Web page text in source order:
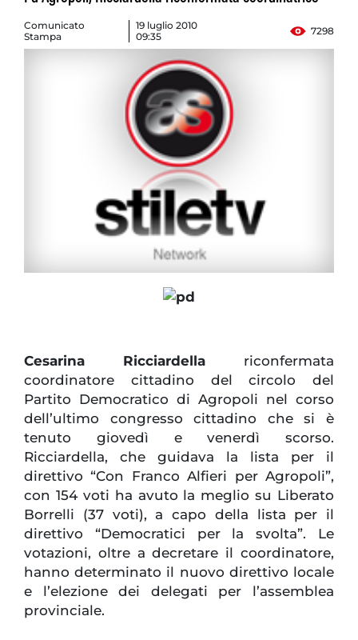
Comunicato
Stampa
19 luglio 2010
09:35
7298
Cesarina Ricciardella riconfermata
coordinatore cittadino del circolo del
Partito Democratico di Agropoli nel corso
dell’ultimo congresso cittadino che si è
tenuto giovedì e venerdì scorso.
Ricciardella, che guidava la lista per il
direttivo “Con Franco Alfieri per Agropoli”,
con 154 voti ha avuto la meglio su Liberato
Borrelli (37 voti), a capo della lista per il
direttivo “Democratici per la svolta”. Le
votazioni, oltre a decretare il coordinatore,
hanno determinato il nuovo direttivo locale
e l’elezione dei delegati per l’assemblea
provinciale.